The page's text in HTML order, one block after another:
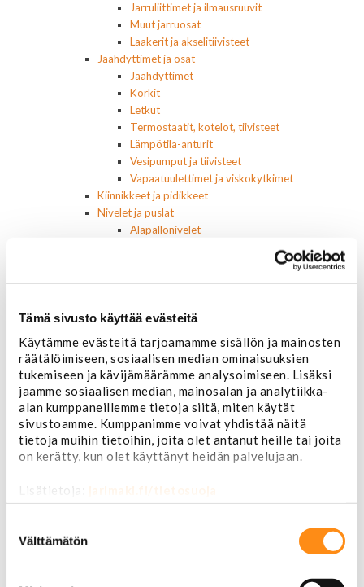
Tämä sivusto käyttää evästeitä
Käytämme evästeitä tarjoamamme sisällön ja mainosten
räätälöimiseen, sosiaalisen median ominaisuuksien
tukemiseen ja kävijämäärämme analysoimiseen. Lisäksi
jaamme sosiaalisen median, mainosalan ja analytiikka-
alan kumppaneillemme tietoja siitä, miten käytät
sivustoamme. Kumppanimme voivat yhdistää näitä
tietoja muihin tietoihin, joita olet antanut heille tai joita
on kerätty, kun olet käyttänyt heidän palvelujaan.
Lisätietoja: jarimaki.fi/tietosuoja
valinta
Välttämätön
Jarruliittimet ja ilmausruuvit
Muut jarruosat
Laakerit ja akselitiivisteet
Jäähdyttimet ja osat
Jäähdyttimet
Korkit
Letkut
Termostaatit, kotelot, tiivisteet
Lämpötila-anturit
Vesipumput ja tiivisteet
Vapaatuulettimet ja viskokytkimet
Kiinnikkeet ja pidikkeet
Nivelet ja puslat
Alapallonivelet
Raidetangonpäät ulompi
Polttoaine- ja ilmanottolaitteet
Öljynsuodattimet
AC Delco
Motocraft
Harvinaiset
Muut öljynsuodattimet
Vaihteistosuodattimet
AC Delco
Polttoainesuodattimet
AC Delco